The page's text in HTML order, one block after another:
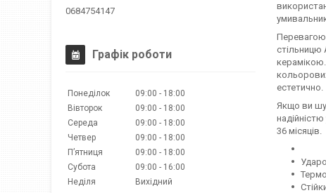
Перевагою
стільницю
керамікою.
естетично.
Якщо ви
36 місяців.
0684754147
Графік роботи
Понеділок 09:00
18:00
Вівторок
09:00
18:00
Середа
09:00
18:00
Четвер
09:00
18:00
Пʼятниця
09:00
18:00
Субота
09:00
16:00
Неділя
Вихідний